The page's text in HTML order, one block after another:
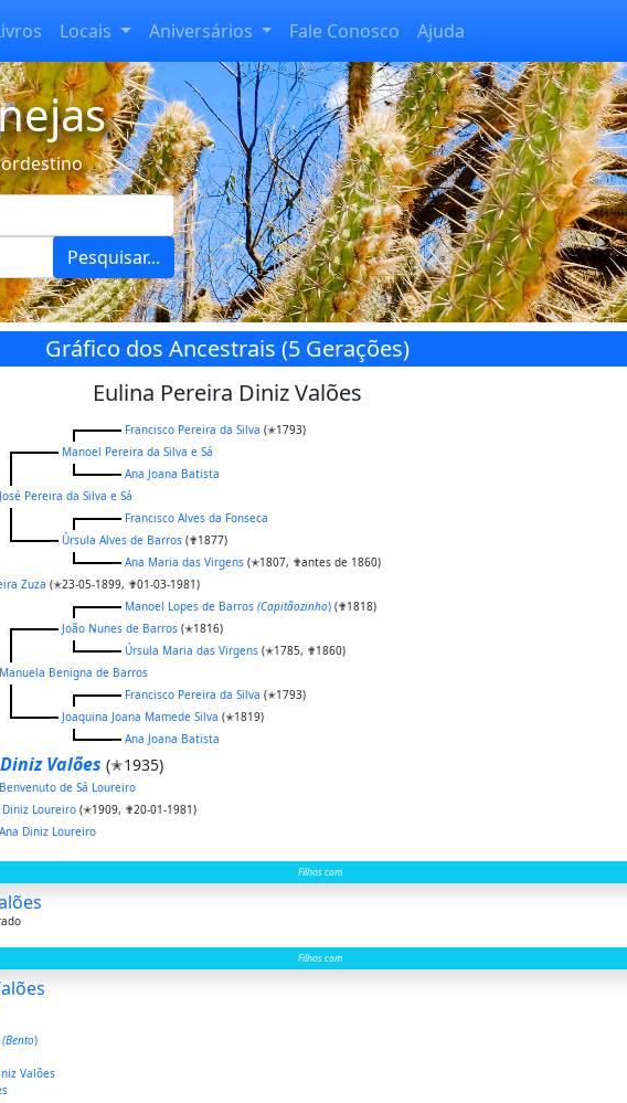
Locais Aniversários Fale Conosco Ajuda
Pesquisar...
Gráfico dos Ancestrais (5 Gerações)
Eulina Pereira Diniz Valões
Francisco Pereira da Silva (✭1793)
Manoel Pereira da Silva e Sá
Ana Joana Batista
José Pereira da Silva e Sá
Francisco Alves da Fonseca
Úrsula Alves de Barros (✟1877)
Ana Maria das Virgens (✭1807, ✟antes de 1860)
Zuza (✭23-05-1899, ✟01-03-1981)
Manoel Lopes de Barros (Capitãozinho) (✟1818)
João Nunes de Barros (✭1816)
Úrsula Maria das Virgens (✭1785, ✟1860)
Manuela Benigna de Barros
Francisco Pereira da Silva (✭1793)
Joaquina Joana Mamede Silva (✭1819)
Ana Joana Batista
Valões (✭1935)
Benvenuto de Sá Loureiro
Loureiro (✭1909, ✟20-01-1981)
Ana Diniz Loureiro
Filhos com
Filhos com
(Bento)
Valões